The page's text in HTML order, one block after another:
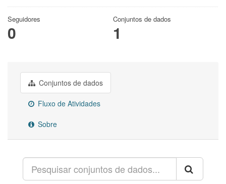
Seguidores
0
Conjuntos de dados
1
Conjuntos de dados
Fluxo de Atividades
Sobre